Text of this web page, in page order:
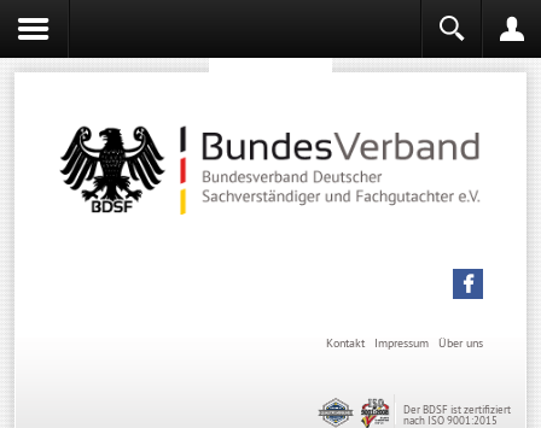
Über uns
Impressum
Kontakt
Der BDSF ist zertifiziert
nach ISO 9001:2015